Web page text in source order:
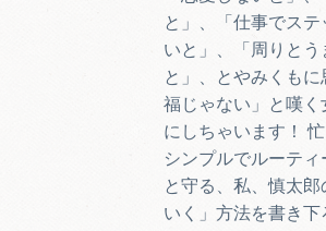
と」、「仕事でス
いと」、「周りとう
と」、とやみくも
福じゃない」と嘆く
にしちゃいます！
シンプルでルーティ
と守る、私、慎太郎
いく」方法を書き